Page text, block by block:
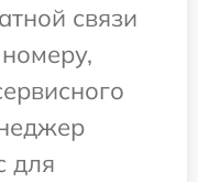
связи
для